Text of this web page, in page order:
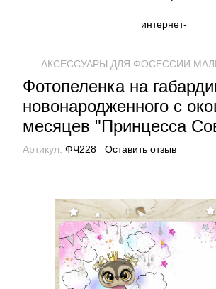
АКСЕССУАРЫ ДЛЯ ФОСЕССИИ
Фотопеленка на
новонародженного с
месяцев "Принцесса
Артикул: ФЧ228 Оставить отзыв